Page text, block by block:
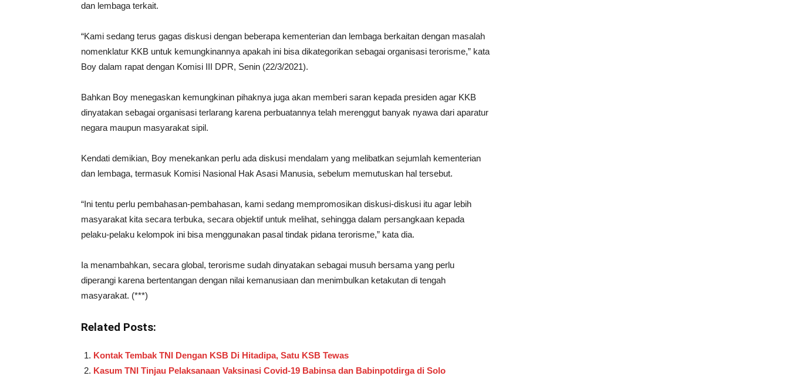
dan lembaga terkait.
“Kami sedang terus gagas diskusi dengan beberapa kementerian dan lembaga berkaitan dengan masalah
nomenklatur KKB untuk kemungkinannya apakah ini bisa dikategorikan sebagai organisasi terorisme,” kata
Boy dalam rapat dengan Komisi III DPR, Senin (22/3/2021).
Bahkan Boy menegaskan kemungkinan pihaknya juga akan memberi saran kepada presiden agar KKB
dinyatakan sebagai organisasi terlarang karena perbuatannya telah merenggut banyak nyawa dari aparatur
negara maupun masyarakat sipil.
Kendati demikian, Boy menekankan perlu ada diskusi mendalam yang melibatkan sejumlah kementerian
dan lembaga, termasuk Komisi Nasional Hak Asasi Manusia, sebelum memutuskan hal tersebut.
“Ini tentu perlu pembahasan-pembahasan, kami sedang mempromosikan diskusi-diskusi itu agar lebih
masyarakat kita secara terbuka, secara objektif untuk melihat, sehingga dalam persangkaan kepada
pelaku-pelaku kelompok ini bisa menggunakan pasal tindak pidana terorisme,” kata dia.
Ia menambahkan, secara global, terorisme sudah dinyatakan sebagai musuh bersama yang perlu
diperangi karena bertentangan dengan nilai kemanusiaan dan menimbulkan ketakutan di tengah
masyarakat. (***)
Related Posts:
Kontak Tembak TNI Dengan KSB Di Hitadipa, Satu KSB Tewas
Kasum TNI Tinjau Pelaksanaan Vaksinasi Covid-19 Babinsa dan Babinpotdirga di Solo